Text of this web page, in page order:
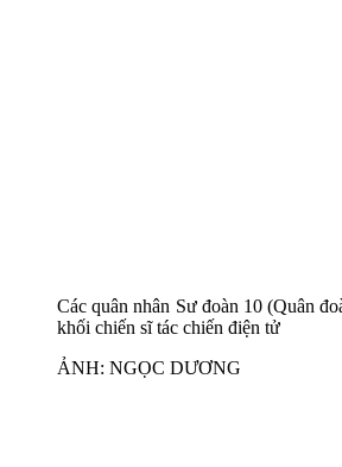
Các quân nhân Sư đoàn 10 (Quân
khối chiến sĩ tác chiến điện tử
ẢNH: NGỌC DƯƠNG